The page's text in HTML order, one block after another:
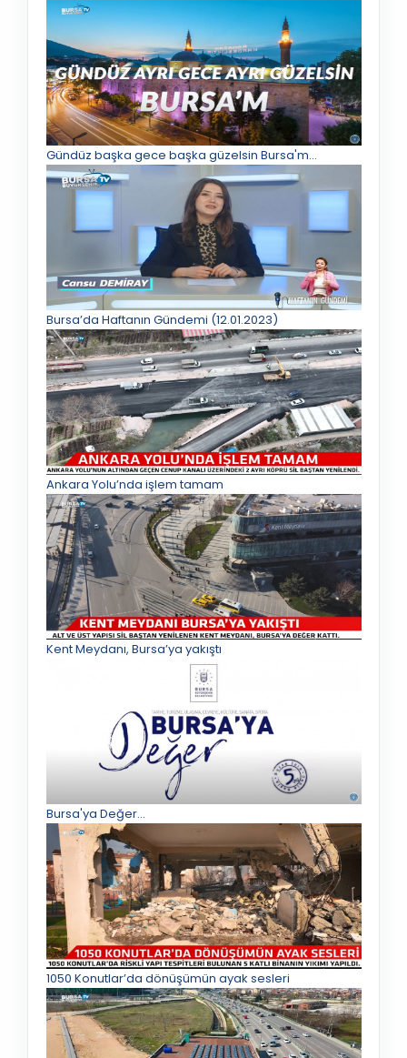
Gündüz başka gece başka güzelsin Bursa'm...
Bursa’da Haftanın Gündemi (12.01.2023)
Ankara Yolu’nda işlem tamam
Kent Meydanı, Bursa’ya yakıştı
Bursa'ya Değer...
1050 Konutlar’da dönüşümün ayak sesleri